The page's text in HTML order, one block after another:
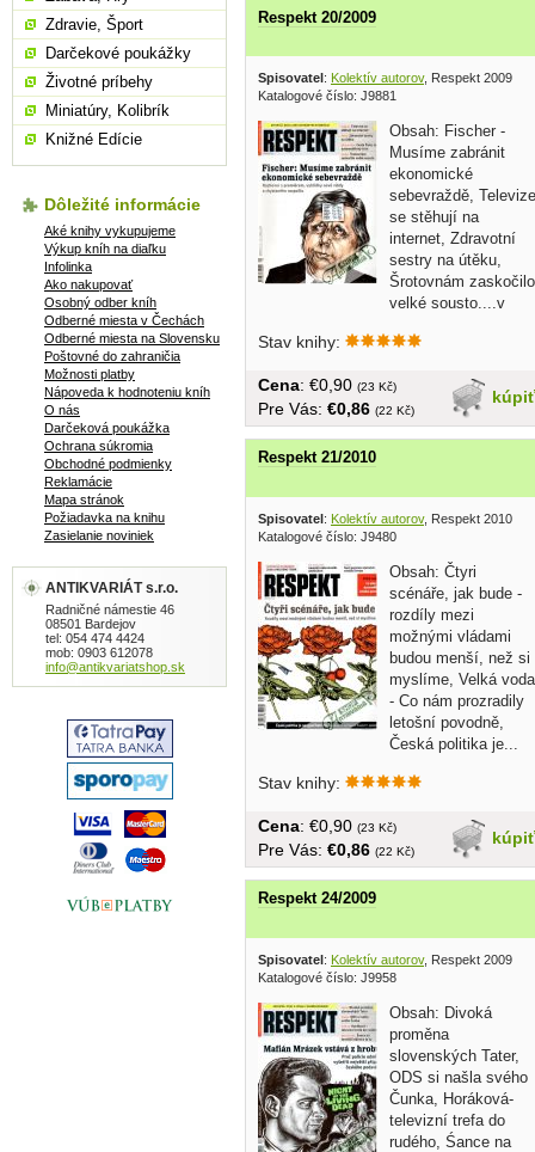
Respekt 20/2009
Spisovatel : Kolektív autorov, Respekt 2009
Katalogové číslo: J9881
Obsah: Fischer -
Musíme zabránit
ekonomické
sebevraždě, Televize
se stěhují na
internet, Zdravotní
sestry na útěku,
Šrotovnám zaskočilo
velké sousto....v
Stav knihy:
kúpiť
Cena: €0,90 (23 Kč)
Pre Vás: €0,86 (22 Kč)
Respekt 21/2010
Spisovatel: Kolektív autorov, Respekt 2010
Katalogové číslo: J9480
Obsah: Čtyri
scénáře, jak bude -
rozdíly mezi
možnými vládami
budou menší, než si
myslíme, Velká voda
- Co nám prozradily
letošní povodně,
Česká politika je...
Stav knihy:
kúpiť
Cena: €0,90 (23 Kč)
Pre Vás: €0,86 (22 Kč)
Respekt 24/2009
Spisovatel: Kolektív autorov, Respekt 2009
Katalogové číslo: J9958
Obsah: Divoká
proměna
slovenských Tater,
ODS si našla svého
Čunka, Horáková-
televizní trefa do
rudého, Śance na
Zdravie, Šport
Darčekové poukážky
Životné príbehy
Miniatúry, Kolibrík
Knižné Edície
Dôležité informácie
Aké knihy vykupujeme
Výkup kníh na diaľku
Infolinka
Ako nakupovať
Osobný odber kníh
Odberné miesta v Čechách
Odberné miesta na Slovensku
Poštovné do zahraničia
Možnosti platby
Nápoveda k hodnoteniu kníh
O nás
Darčeková poukážka
Ochrana súkromia
Obchodné podmienky
Reklamácie
Mapa stránok
Požiadavka na knihu
Zasielanie noviniek
ANTIKVARIÁT s.r.o.
Radničné námestie 46
08501 Bardejov
tel: 054 474 4424
mob: 0903 612078
info@antikvariatshop.sk